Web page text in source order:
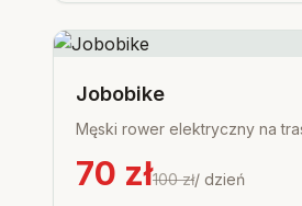
Jobobike
Męski rower
70 zł100zł/ dzień